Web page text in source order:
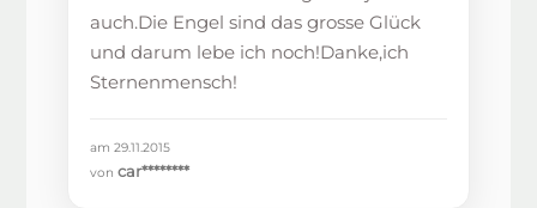
auch.Die Engel sind das grosse Glück
und darum lebe ich noch!Danke,ich
Sternenmensch!
am 29.11.2015
voncar********